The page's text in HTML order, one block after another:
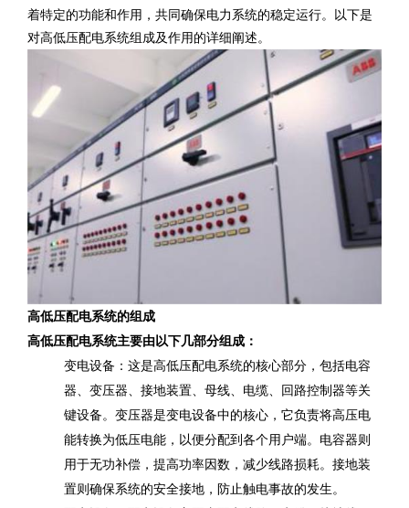
着特定的功能和作用，共同确保电力系统的稳定运行。以下是
对高低压配电系统组成及作用的详细阐述。
高低压配电系统的组成
高低压配电系统主要由以下几部分组成：
‌变电设备‌：这是高低压配电系统的核心部分，包括电容
器、变压器、接地装置、母线、电缆、回路控制器等关
键设备。变压器是变电设备中的核心，它负责将高压电
能转换为低压电能，以便分配到各个用户端。电容器则
用于无功补偿，提高功率因数，减少线路损耗。接地装
置则确保系统的安全接地，防止触电事故的发生。